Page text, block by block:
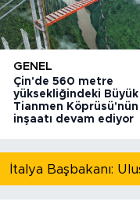
GENEL
Çin'de 560 metre
yüksekliğindeki Büyük
Tianmen Köprüsü'nün
inşaatı devam ediyor